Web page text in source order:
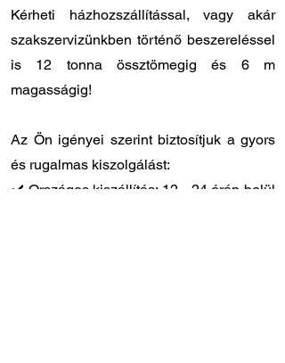
Kérheti házhozszállítással, vagy akár
szakszervizünkben történő beszereléssel
is 12 tonna össztömegig és 6 m
magasságig!
Az Ön igényei szerint biztosítjuk a gyors
és rugalmas kiszolgálást:
✔️ Országos kiszállítás: 12 - 24 órán belül